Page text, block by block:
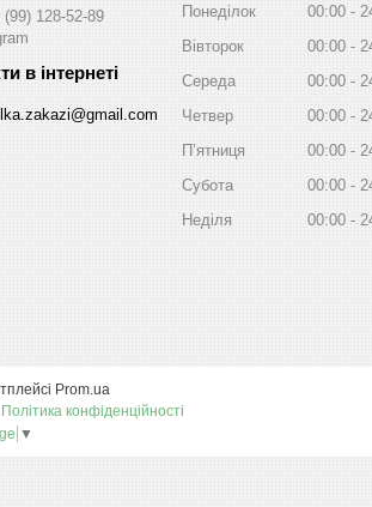
(99) 128-52-89
Понеділок 00:00
Вівторок
00:00
Середа
00:00
Четвер
00:00
Пʼятниця
00:00
Субота
00:00
Неділя
00:00
Prom.ua
Політика конфіденційності
▼